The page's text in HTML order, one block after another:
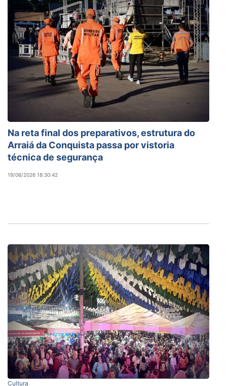
Na reta final dos preparativos, estrutura do
Arraiá da Conquista passa por vistoria
técnica de segurança
19/06/2026 18:30:42
Cultura